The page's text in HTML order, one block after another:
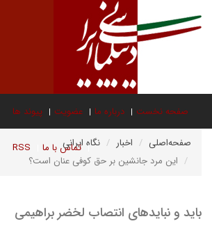
صفحه نخست درباره ما عضویت پیوند ها
تماس با ما RSS صفحه‌اصلی اخبار
نگاه ایرانی
این مرد جانشین بر حق کوفی عنان است؟
باید و نبایدهای انتصاب لخضر براهیمی